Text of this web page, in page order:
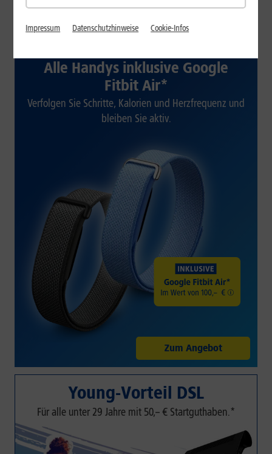
Verfügbarkeit prüfen
Alle Handys inklusive Google
Fitbit Air*
Verfolgen Sie Schritte, Kalorien und Herzfrequenz und
bleiben Sie aktiv.
Zum Angebot
Young-Vorteil DSL
Für alle unter 29 Jahre mit 50,– € Startguthaben.*
Impressum Datenschutzhinweise Cookie-Infos